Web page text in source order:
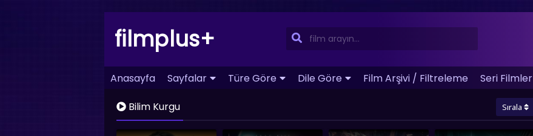
filmplus+
Anasayfa Sayfalar Türe Göre Dile Göre Film Arşivi / Filtreleme Seri Filmler
Bilim Kurgu Sırala